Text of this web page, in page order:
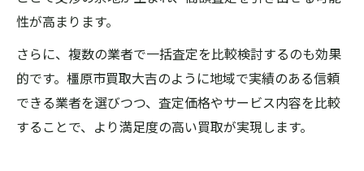
性が高まります。
さらに、複数の業者で一括査定を比較検討するのも効果
的です。橿原市買取大吉のように地域で実績のある信頼
できる業者を選びつつ、査定価格やサービス内容を比較
することで、より満足度の高い買取が実現します。